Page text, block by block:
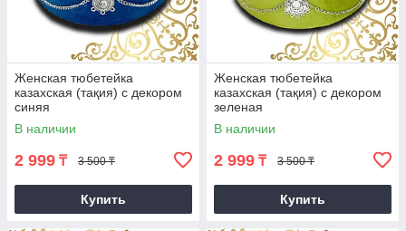
Женская тюбетейка
казахская (тақия) с декором
синяя
В наличии
2 999 ₸ 3 500 ₸
Купить
Женская тюбетейка
казахская (тақия) с декором
зеленая
В наличии
2 999 ₸ 3 500 ₸
Купить